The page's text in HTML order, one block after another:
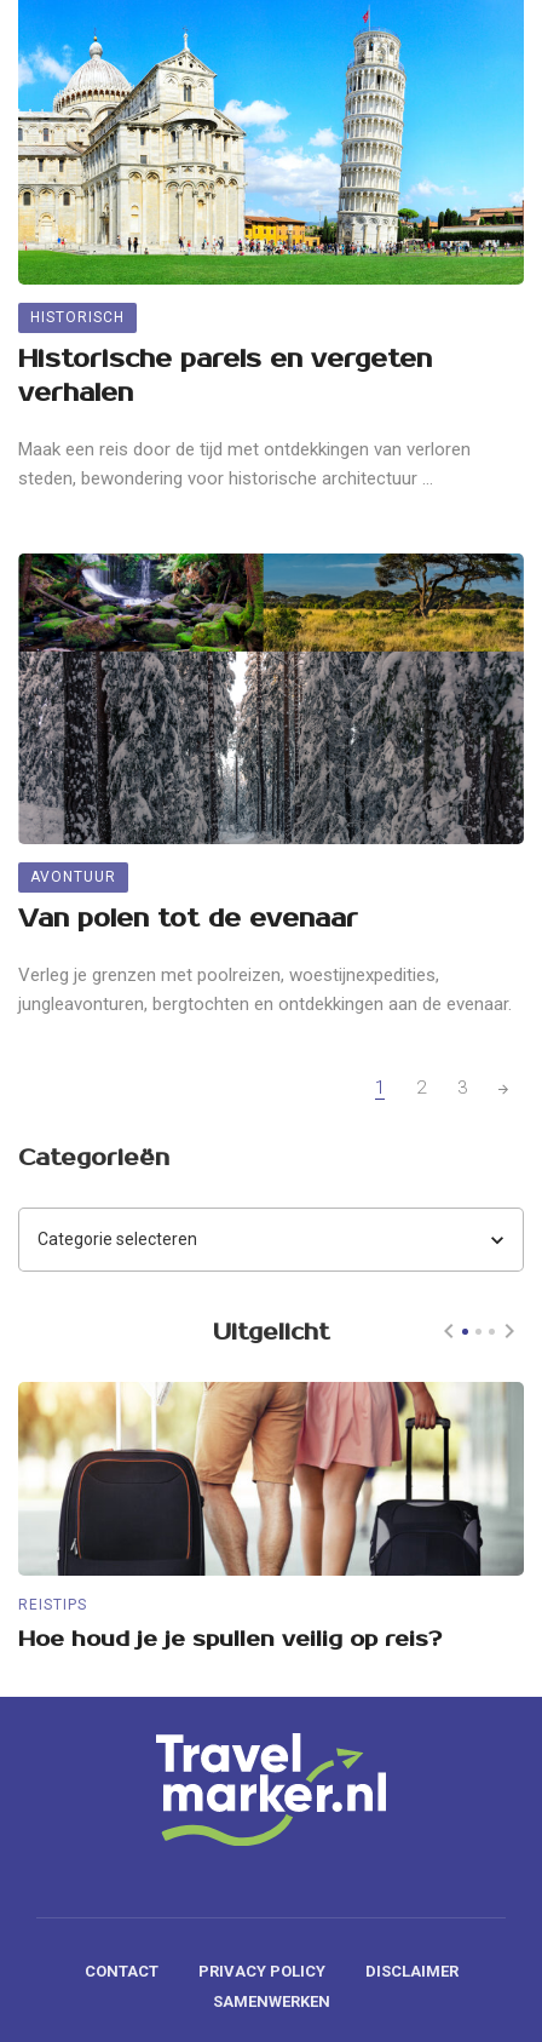
HISTORISCH
Historische parels en vergeten
verhalen
Maak een reis door de tijd met ontdekkingen van verloren
steden, bewondering voor historische architectuur ...
AVONTUUR
Van polen tot de evenaar
Verleg je grenzen met poolreizen, woestijnexpedities,
jungleavonturen, bergtochten en ontdekkingen aan de evenaar.
1 2 3
Categorieën
Uitgelicht
REISTIPS
Hoe houd je je spullen veilig op reis?
CONTACT PRIVACY POLICY
DISCLAIMER
SAMENWERKEN